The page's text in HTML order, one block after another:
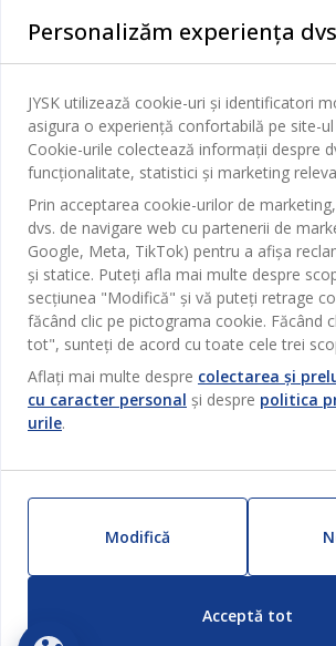
Baie
Birou
Sufragerie
Bucătărie
Depozitare
Perdele
Grădină
Pentru casă
Outlet
Produse noi
ZILNIC PREȚ MIC
Contact Relații Clienți
Magazine și program
Broșură
Termeni si conditii vânzări online
Garantia prețului
Garanția Produselor
Politica de confidentialitate
Card cadou
Livrare
Reclamații
JYSK
Despre JYSK
JYSK.com
Presă
Locuri de muncă
Newsletter
Inspirație
SEDIU CENTRAL
TAROL-DD S.R.L. str. Jubiliara, 41A mun.
Moldova
JYSK BUSINESS TO BUSINESS
Vânzări și relații clienți persoane juridice
Telefon: 060 531 531
E-mail: jysk@jysk.md
JYSK RELAȚII CLIENȚI
Contact Relații Clienți
Telefon: 022 022 030
E-mail: support@jysk.md
Urmărește Jysk
Personalizăm experiența
JYSK utilizează cookie-uri și identificatori
asigura o experiență confortabilă pe site-
Cookie-urile colectează informații despre
funcționalitate, statistici și marketing
Prin acceptarea cookie-urilor de
dvs. de navigare web cu partenerii de
Google, Meta, TikTok) pentru a afișa
și statice. Puteți afla mai multe despre
secțiunea "Modifică" și vă puteți retrage
făcând clic pe pictograma cookie. Făcând
tot", sunteți de acord cu toate cele trei
Aflați mai multe despre colectarea și
cu caracter personal și despre politica
urile.
Modifică
Acceptă tot